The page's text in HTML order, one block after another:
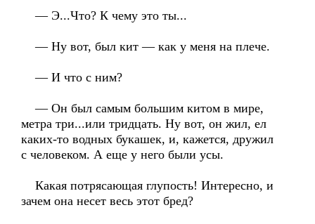
— Э...Что? К чему это ты...
— Ну вот, был кит — как у меня на плече.
— И что с ним?
— Он был самым большим китом в мире,
метра три...или тридцать. Ну вот, он жил, ел
каких-то водных букашек, и, кажется, дружил
с человеком. А еще у него были усы.
Какая потрясающая глупость! Интересно, и
зачем она несет весь этот бред?